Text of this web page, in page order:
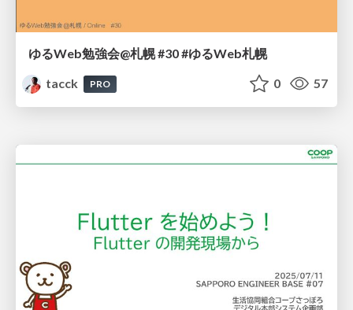
ゆるWeb勉強会@札幌 #30 #ゆるWeb札幌
tacck
PRO 0 57